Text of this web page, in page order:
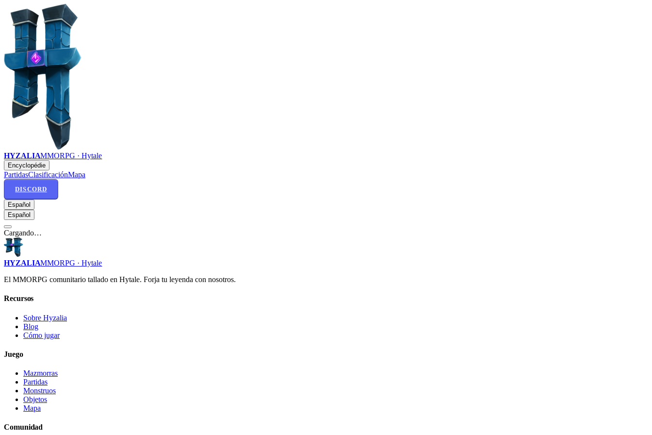
HYZALIAMMORPG · Hytale
Encyclopédie
PartidasClasificaciónMapa
DISCORD
Español
Español
Cargando…
HYZALIAMMORPG · Hytale
El MMORPG comunitario tallado en Hytale. Forja tu leyenda con nosotros.
Recursos
Sobre Hyzalia
Blog
Cómo jugar
Juego
Mazmorras
Partidas
Monstruos
Objetos
Mapa
Comunidad